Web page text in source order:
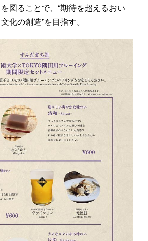
図ることで、“期待を超えるおい
化の創造”を目指す。